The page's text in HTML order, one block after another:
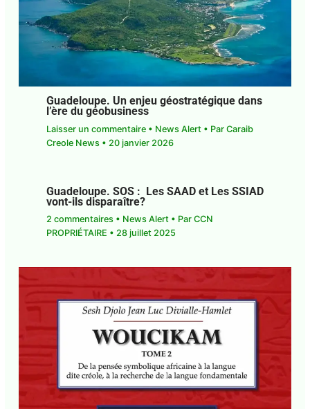
Guadeloupe. Un enjeu géostratégique dans
l’ère du géobusiness
Laisser un commentaire • News Alert• Par Caraib
Creole News • 20 janvier 2026
Guadeloupe. SOS : Les SAAD et Les SSIAD
vont-ils disparaître?
2 commentaires • News Alert• Par CCN
PROPRIÉTAIRE • 28 juillet 2025